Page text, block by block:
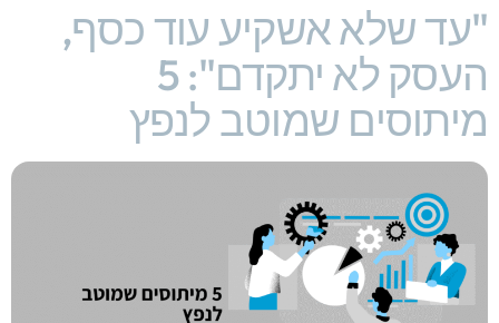
"עד שלא אשקיע עוד כסף,
העסק לא יתקדם": 5
מיתוסים שמוטב לנפץ